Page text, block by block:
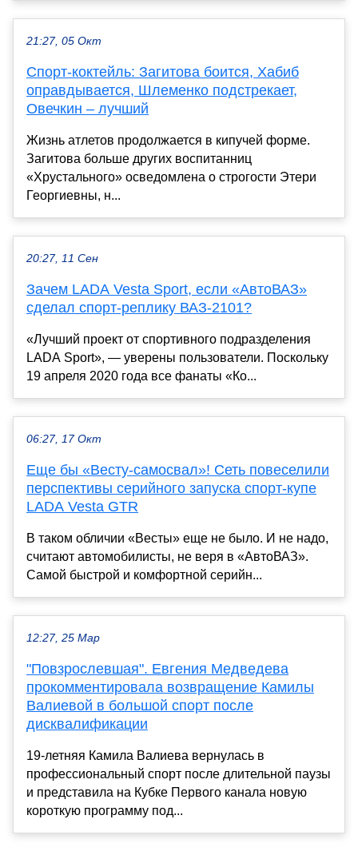
21:27, 05 Окт
Спорт-коктейль: Загитова боится, Хабиб
оправдывается, Шлеменко подстрекает,
Овечкин – лучший
Жизнь атлетов продолжается в кипучей форме.
Загитова больше других воспитанниц
«Хрустального» осведомлена о строгости Этери
Георгиевны, н...
20:27, 11 Сен
Зачем LADA Vesta Sport, если «АвтоВАЗ»
сделал спорт-реплику ВАЗ-2101?
«Лучший проект от спортивного подразделения
LADA Sport», — уверены пользователи. Поскольку
19 апреля 2020 года все фанаты «Ко...
06:27, 17 Окт
Еще бы «Весту-самосвал»! Сеть повеселили
перспективы серийного запуска спорт-купе
LADA Vesta GTR
В таком обличии «Весты» еще не было. И не надо,
считают автомобилисты, не веря в «АвтоВАЗ».
Самой быстрой и комфортной серийн...
12:27, 25 Мар
"Повзрослевшая". Евгения Медведева
прокомментировала возвращение Камилы
Валиевой в большой спорт после
дисквалификации
19-летняя Камила Валиева вернулась в
профессиональный спорт после длительной паузы
и представила на Кубке Первого канала новую
короткую программу под...